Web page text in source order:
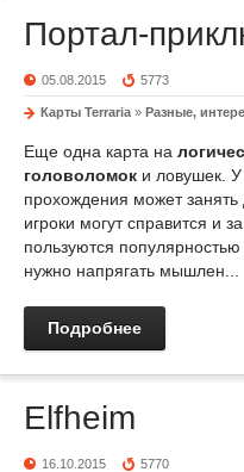
Портал-
05.08.2015 5773
Карты Terraria » Разные,
Еще одна карта на
головоломок и ловушек.
прохождения может
игроки могут справится и
пользуются
нужно напрягать мышлен...
Подробнее
Elfheim
16.10.2015 5770